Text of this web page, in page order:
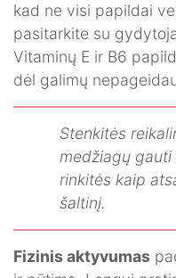
kad ne visi papildai
pasitarkite su
Vitaminų E ir B6
dėl galimų
Stenkitės
medžiagų
rinkitės kaip
šaltinį.
Fizinis aktyvumas